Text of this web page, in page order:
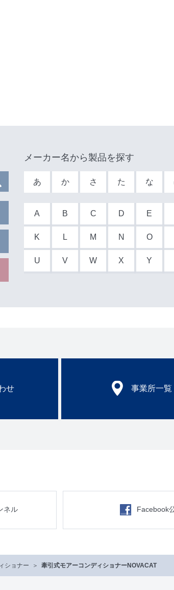
メーカー名から製品を探す
あ か さ た な
A B C D E
K L M N O
U V W X Y
せ 事業所一覧
ネル Facebook
ショナー 牽引式モアーコンディショナーNOVACAT